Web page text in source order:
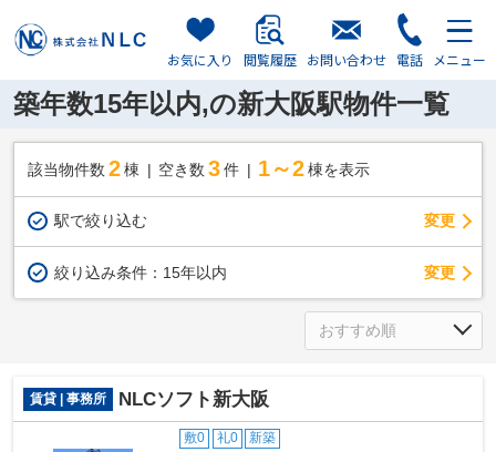
お気に入り 閲覧履歴 お問い合わせ 電話 メニュー
築年数15年以内,の新大阪駅物件一覧
該当物件数 2棟 空き数 3 件 1～2 棟を表示
駅で絞り込む 変更
絞り込み条件： 15年以内 変更
賃貸 | 事務所 NLCソフト新大阪
敷0 礼0 新築